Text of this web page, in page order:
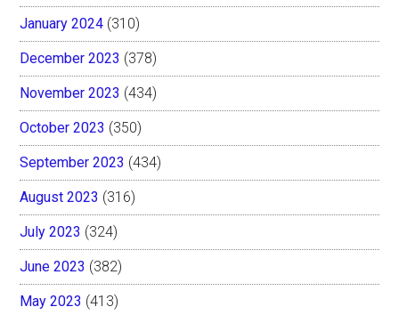
January 2024 (310)
December 2023 (378)
November 2023 (434)
October 2023 (350)
September 2023 (434)
August 2023 (316)
July 2023 (324)
June 2023 (382)
May 2023 (413)